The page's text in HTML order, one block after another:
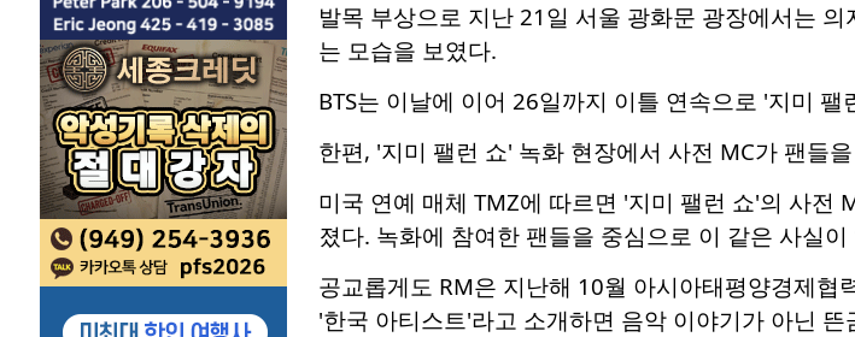
발목 부상으로 지난 21일 서울 광화문 광장에서는
는 모습을 보였다.
BTS는 이날에 이어 26일까지 이틀 연속으로 '지미
한편, '지미 팰런 쇼' 녹화 현장에서 사전 MC가 팬들
미국 연예 매체 TMZ에 따르면 '지미 팰런 쇼'의 사전
졌다. 녹화에 참여한 팬들을 중심으로 이 같은 사실
공교롭게도 RM은 지난해 10월 아시아태평양경제협
'한국 아티스트'라고 소개하면 음악 이야기가 아닌